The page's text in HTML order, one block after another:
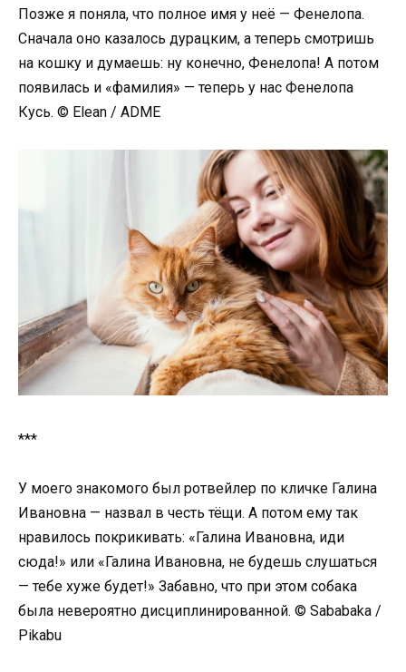
Позже я поняла, что полное имя у неё — Фенелопа.
Сначала оно казалось дурацким, а теперь смотришь
на кошку и думаешь: ну конечно, Фенелопа! А потом
появилась и «фамилия» — теперь у нас Фенелопа
Кусь. © Elean / ADME
***
У моего знакомого был ротвейлер по кличке Галина
Ивановна — назвал в честь тёщи. А потом ему так
нравилось покрикивать: «Галина Ивановна, иди
сюда!» или «Галина Ивановна, не будешь слушаться
— тебе хуже будет!» Забавно, что при этом собака
была невероятно дисциплинированной. © Sababaka /
Pikabu